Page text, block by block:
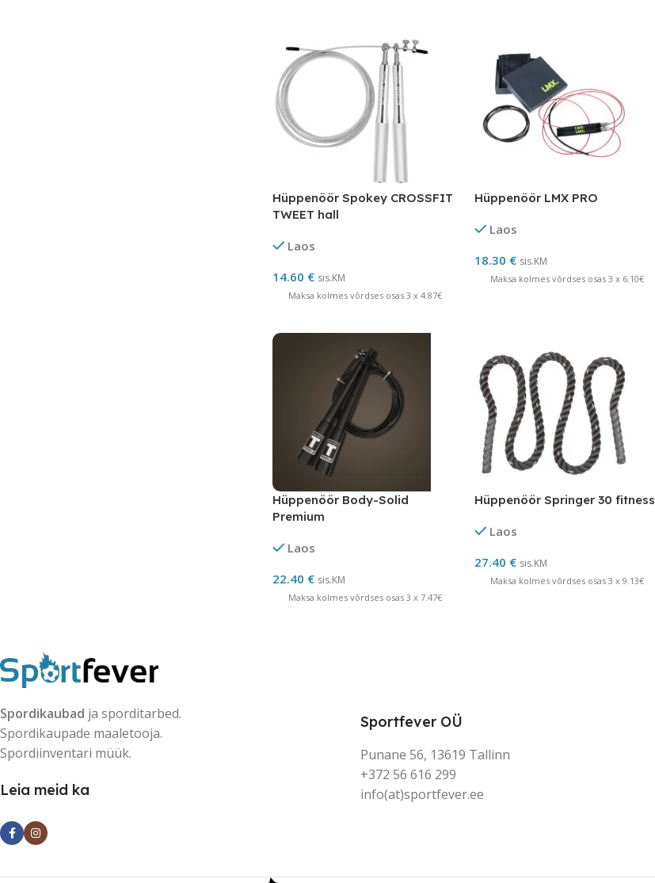
Hüppenöör Spokey CROSSFIT
TWEET hall
Laos
14.60 € sis.KM
Maksa kolmes võrdses osas 3 x 4.87€
Hüppenöör LMX PRO
Laos
18.30 € sis.KM
Maksa kolmes võrdses osas 3 x 6.10€
Hüppenöör Body-Solid
Premium
Laos
22.40 € sis.KM
Maksa kolmes võrdses osas 3 x 7.47€
Hüppenöör Springer 30 fitness
Laos
27.40 € sis.KM
Maksa kolmes võrdses osas 3 x 9.13€
Spordikaubad ja sporditarbed.
Spordikaupade maaletooja.
Spordiinventari müük.
Leia meid ka
Sportfever OÜ
Punane 56, 13619 Tallinn
+372 56 616 299
info(at)sportfever.ee